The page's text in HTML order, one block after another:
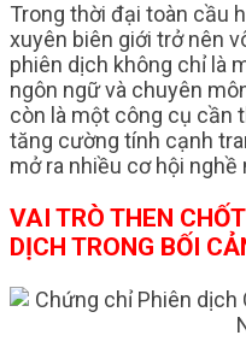
Trong thời đại toàn cầu
xuyên biên giới trở nên
phiên dịch không chỉ là
ngôn ngữ và chuyên
còn là một công cụ cần
tăng cường tính cạnh
mở ra nhiều cơ hội nghề
VAI TRÒ THEN
DỊCH TRONG BỐI